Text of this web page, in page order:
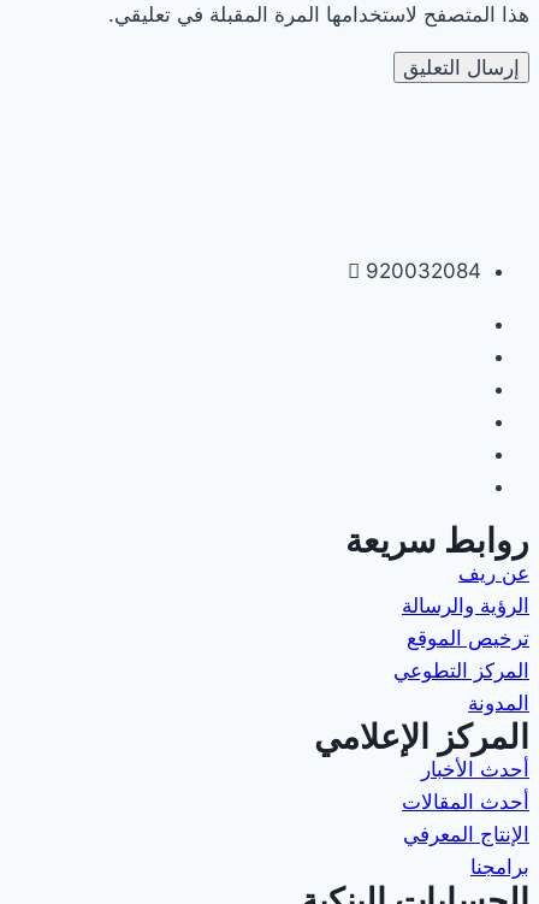
هذا المتصفح لاستخدامها المرة المقبلة في تعليقي.
920032084
روابط سريعة
عن ريف
الرؤية والرسالة
ترخيص الموقع
المركز التطوعي
المدونة
المركز الإعلامي
أحدث الأخبار
أحدث المقالات
الإنتاج المعرفي
برامجنا